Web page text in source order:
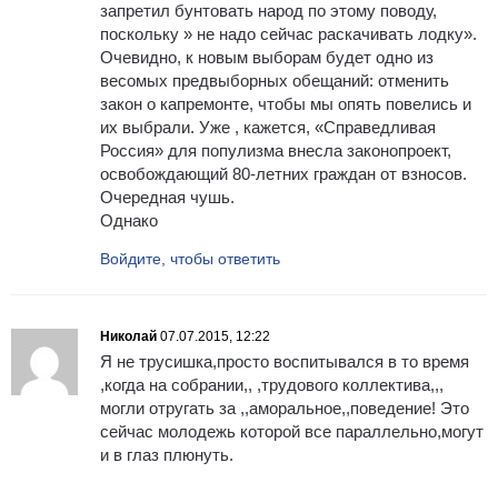
запретил бунтовать народ по этому поводу,
поскольку » не надо сейчас раскачивать лодку».
Очевидно, к новым выборам будет одно из
весомых предвыборных обещаний: отменить
закон о капремонте, чтобы мы опять повелись и
их выбрали. Уже , кажется, «Справедливая
Россия» для популизма внесла законопроект,
освобождающий 80-летних граждан от взносов.
Очередная чушь.
Однако
Войдите, чтобы ответить
Николай 07.07.2015, 12:22
Я не трусишка,просто воспитывался в то время
,когда на собрании,, ,трудового коллектива,,,
могли отругать за ,,аморальное,,поведение! Это
сейчас молодежь которой все параллельно,могут
и в глаз плюнуть.